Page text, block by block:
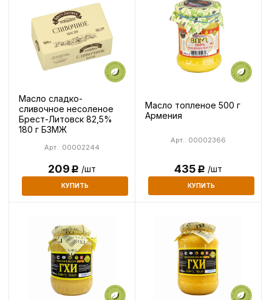
Масло сладко-
сливочное несоленое
Брест-Литовск 82,5%
180 г БЗМЖ
Арт.: 00002244
209Р /шт
КУПИТЬ
Масло топленое 500 г
Армения
Арт.: 00002366
435Р /шт
КУПИТЬ